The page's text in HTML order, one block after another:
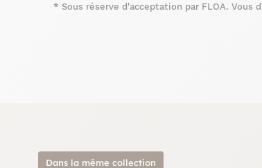
* Sous réserve d'acceptation par FLOA. Vous
Dans la même collection